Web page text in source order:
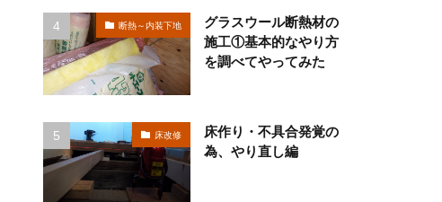
断熱～内装下地
グラスウール断熱材の
施工①基本的なやり方
を調べてやってみた
床改修
床作り・不具合発覚の
為、やり直し編